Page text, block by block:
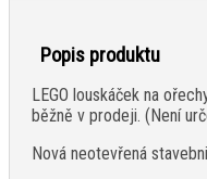
Popis produktu
LEGO louskáček na
běžně v prodeji. (Není
Nová neotevřená